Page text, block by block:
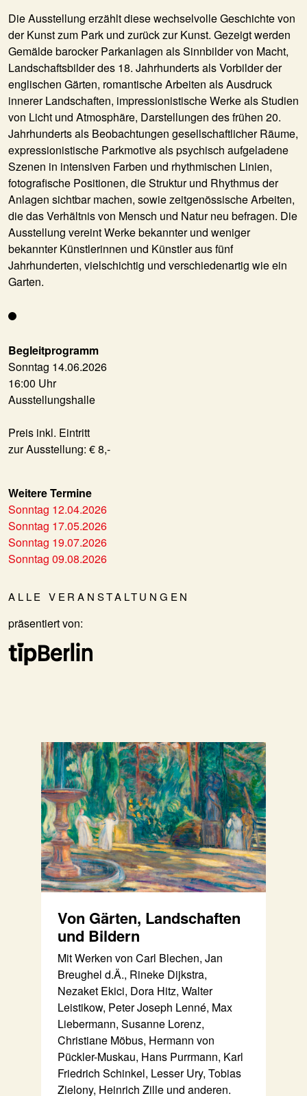
Begleitprogramm
Sonntag 14.06.2026
16:00 Uhr
Ausstellungshalle
Preis inkl. Eintritt
zur Ausstellung: € 8,-
Weitere Termine
Sonntag 12.04.2026
Sonntag 17.05.2026
Sonntag 19.07.2026
Sonntag 09.08.2026
ALLE VERANSTALTUNGEN
präsentiert von:
Die Ausstellung erzählt diese wechselvolle Geschichte von
der Kunst zum Park und zurück zur Kunst. Gezeigt werden
Gemälde barocker Parkanlagen als Sinnbilder von Macht,
Landschaftsbilder des 18. Jahrhunderts als Vorbilder der
englischen Gärten, romantische Arbeiten als Ausdruck
innerer Landschaften, impressionistische Werke als Studien
von Licht und Atmosphäre, Darstellungen des frühen 20.
Jahrhunderts als Beobachtungen gesellschaftlicher Räume,
expressionistische Parkmotive als psychisch aufgeladene
Szenen in intensiven Farben und rhythmischen Linien,
fotografische Positionen, die Struktur und Rhythmus der
Anlagen sichtbar machen, sowie zeitgenössische Arbeiten,
die das Verhältnis von Mensch und Natur neu befragen. Die
Ausstellung vereint Werke bekannter und weniger
bekannter Künstlerinnen und Künstler aus fünf
Jahrhunderten, vielschichtig und verschiedenartig wie ein
Garten.
Von Gärten, Landschaften
und Bildern
Mit Werken von Carl Blechen, Jan
Breughel d.Ä., Rineke Dijkstra,
Nezaket Ekici, Dora Hitz, Walter
Leistikow, Peter Joseph Lenné, Max
Liebermann, Susanne Lorenz,
Christiane Möbus, Hermann von
Pückler-Muskau, Hans Purrmann, Karl
Friedrich Schinkel, Lesser Ury, Tobias
Zielony, Heinrich Zille und anderen.